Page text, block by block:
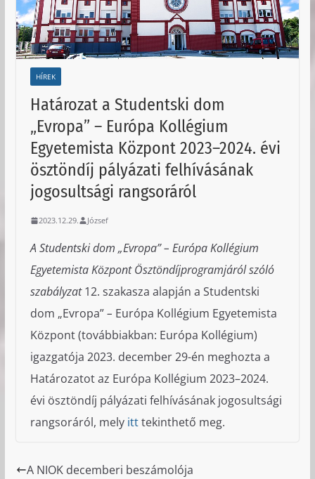
HÍREK
Határozat a Studentski dom
„Evropa” – Európa Kollégium
Egyetemista Központ 2023–2024. évi
ösztöndíj pályázati felhívásának
jogosultsági rangsoráról
2023.12.29. József
A Studentski dom „Evropa” – Európa Kollégium
Egyetemista Központ Ösztöndíjprogramjáról szóló
szabályzat12. szakasza alapján a Studentski
dom „Evropa”– Európa Kollégium Egyetemista
Központ (továbbiakban: Európa Kollégium)
igazgatója 2023. december 29-én meghozta a
Határozatot az Európa Kollégium 2023–2024.
évi ösztöndíj pályázati felhívásának jogosultsági
rangsoráról, mely itttekinthető meg.
A NIOK decemberi beszámolója